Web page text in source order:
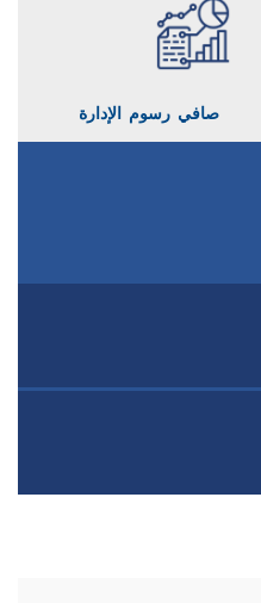
صافي رسوم الإدارة